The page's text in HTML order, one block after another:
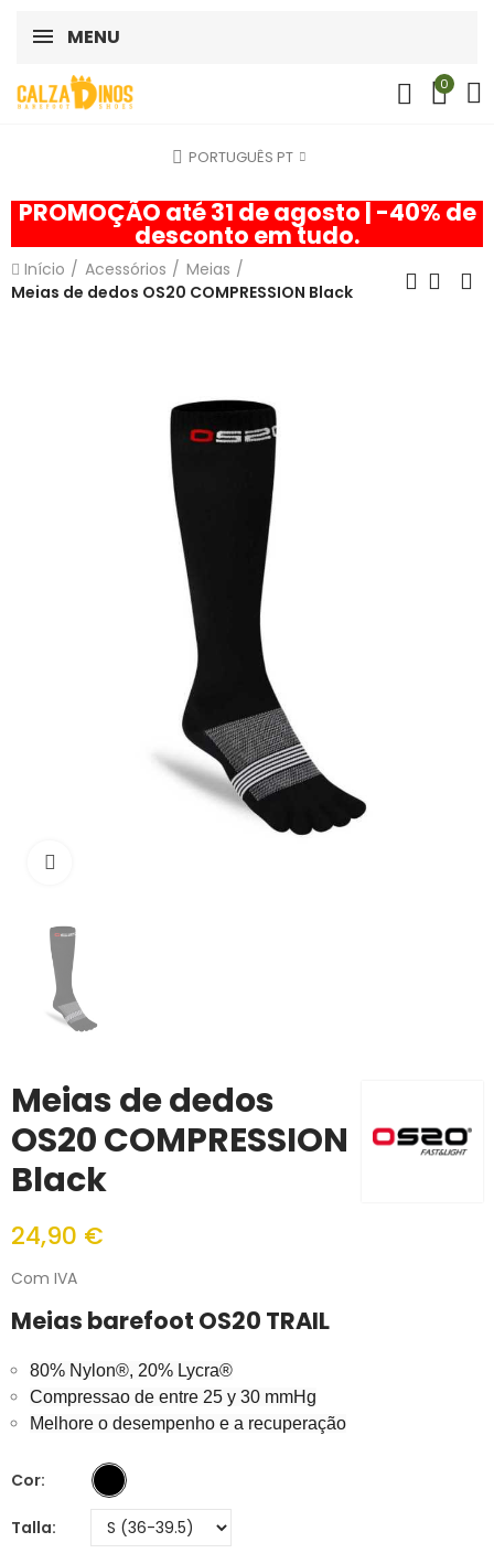
MENU
0
PORTUGUÊS PT
PROMOÇÃO até 31 de agosto | -40% de
desconto em tudo.
Início Acessórios
Meias
Meias de dedos OS20 COMPRESSION Black
Meias de dedos
OS20 COMPRESSION
Black
24,90 €
Com IVA
Meias barefoot OS20 TRAIL
80% Nylon®, 20% Lycra®
Compressao de entre 25 y 30 mmHg
Melhore o desempenho e a recuperação
Cor
Talla